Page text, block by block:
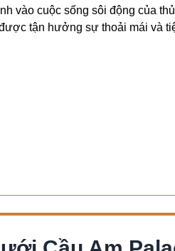
vào cuộc sống sôi động của
tận hưởng sự thoải mái và